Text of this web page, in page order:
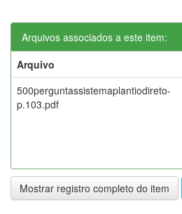
Arquivos associados a este item:
Arquivo
500perguntassistemaplantiodireto-
p.103.pdf
Mostrar registro completo do item